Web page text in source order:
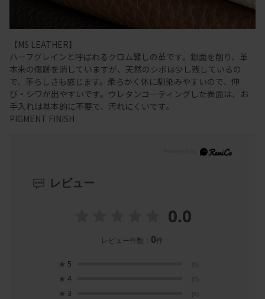
【MS LEATHER】
ハーフグレインと呼ばれるクロム鞣しの革です。銀面を削り、革
本来の傷跡を消していますが、天然のシボは少し残しているの
で、革らしさも感じます。柔らかく体に馴染みやすいので、伸
び・シワが出やすいです。ウレタンコーティングした表面は、お
手入れは基本的に不要で、汚れにくいです。
PIGMENT FINISH
レビュー
0.0
レビュー件数： 0件
★ 5 (0)
★ 4 (0)
★ 3 (0)